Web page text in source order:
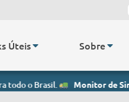
Úteis Sobre
Monitor de Sinais Vitais-